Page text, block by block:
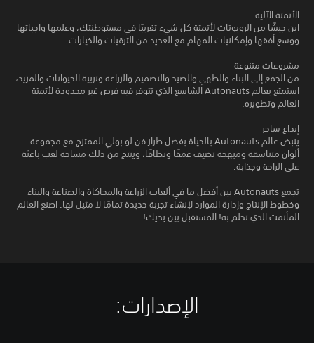
الأتمتة الآلية
ابنِ جيشًا من الروبوتات لأتمتة كل شيء تقريبًا في مستوطنتك، وعلمها واجباتها
ووسع أفقها وإمكانيات المهام مع العديد من الترقيات والخيارات.
مشروعات متنوعة
من الجمع إلى البناء والطهي والصيد والتصميم والزراعة وتربية الحيوانات والمزيد،
استمتع بعالم Autonauts الشاسع الذي تتوفر فيه فرص غير محدودة لأتمتة
العالم وتطويره.
إبداع ساحر
ينبض عالم Autonauts بالحياة بفضل طراز فن لو بولي الممتزج مع مجموعة
ألوان متناسقة ومبهجة تضيف عمقًا ونطاقًا، وينتج من ذلك مساحة لعب باعثة
على الراحة وجذابة.
تجمع Autonauts بين أفضل ما في ألعاب الزراعة والمحاكاة والصناعة والبناء
وخطوط الإنتاج وإدارة الموارد لإنشاء تجربة جديدة تمامًا لا مثيل لها. اصنع العالم
المأتمت الذي تحلم به! المستقبل بين يديك!
الإصدارات:‏